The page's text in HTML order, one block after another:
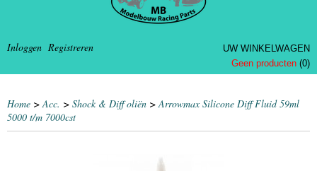
Inloggen Registreren
UW WINKELWAGEN
Geen producten (0)
Home >Acc. > Shock & Diff oliën >Arrowmax Silicone Diff Fluid 59ml
5000 t/m 7000cst